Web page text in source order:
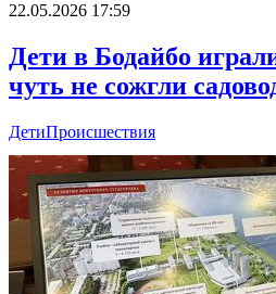
22.05.2026 17:59
Дети в Бодайбо
чуть не сожгли
ДетиПроисшествия